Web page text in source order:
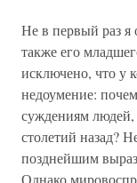
Не в первый раз я
также его
исключено, что у
недоумение:
суждениям людей,
столетий назад?
позднейшим
Однако